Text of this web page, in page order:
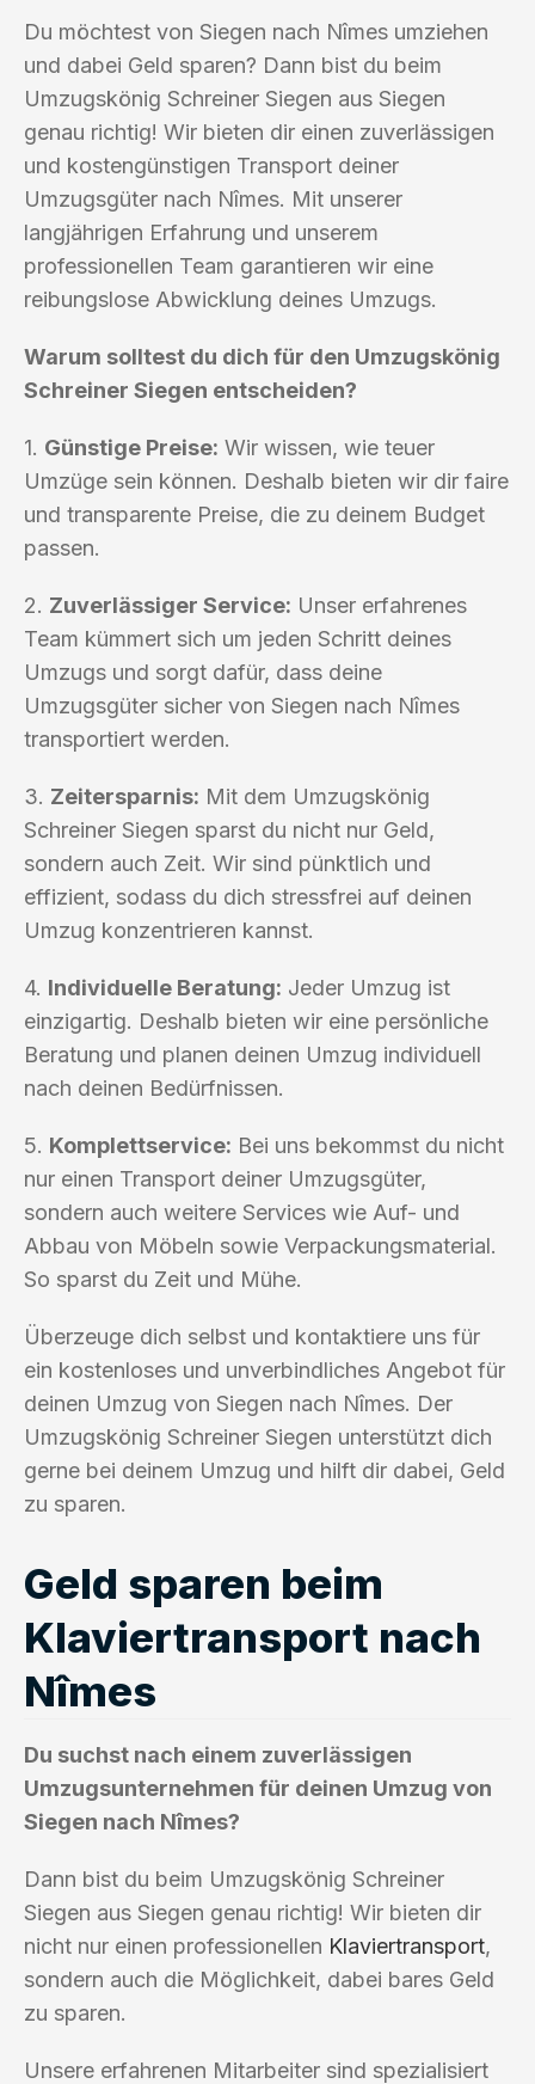
Du möchtest von Siegen nach Nîmes umziehen
und dabei Geld sparen? Dann bist du beim
Umzugskönig Schreiner Siegen aus Siegen
genau richtig! Wir bieten dir einen zuverlässigen
und kostengünstigen Transport deiner
Umzugsgüter nach Nîmes. Mit unserer
langjährigen Erfahrung und unserem
professionellen Team garantieren wir eine
reibungslose Abwicklung deines Umzugs.
Warum solltest du dich für den Umzugskönig
Schreiner Siegen entscheiden?
1. Günstige Preise: Wir wissen, wie teuer
Umzüge sein können. Deshalb bieten wir dir faire
und transparente Preise, die zu deinem Budget
passen.
2. Zuverlässiger Service: Unser erfahrenes
Team kümmert sich um jeden Schritt deines
Umzugs und sorgt dafür, dass deine
Umzugsgüter sicher von Siegen nach Nîmes
transportiert werden.
3. Zeitersparnis: Mit dem Umzugskönig
Schreiner Siegen sparst du nicht nur Geld,
sondern auch Zeit. Wir sind pünktlich und
effizient, sodass du dich stressfrei auf deinen
Umzug konzentrieren kannst.
4. Individuelle Beratung: Jeder Umzug ist
einzigartig. Deshalb bieten wir eine persönliche
Beratung und planen deinen Umzug individuell
nach deinen Bedürfnissen.
5. Komplettservice: Bei uns bekommst du nicht
nur einen Transport deiner Umzugsgüter,
sondern auch weitere Services wie Auf- und
Abbau von Möbeln sowie Verpackungsmaterial.
So sparst du Zeit und Mühe.
Überzeuge dich selbst und kontaktiere uns für
ein kostenloses und unverbindliches Angebot für
deinen Umzug von Siegen nach Nîmes. Der
Umzugskönig Schreiner Siegen unterstützt dich
gerne bei deinem Umzug und hilft dir dabei, Geld
zu sparen.
Geld sparen beim
Klaviertransport nach
Nîmes
Du suchst nach einem zuverlässigen
Umzugsunternehmen für deinen Umzug von
Siegen nach Nîmes?
Dann bist du beim Umzugskönig Schreiner
Siegen aus Siegen genau richtig! Wir bieten dir
nicht nur einen professionellen Klaviertransport,
sondern auch die Möglichkeit, dabei bares Geld
zu sparen.
Unsere erfahrenen Mitarbeiter sind spezialisiert